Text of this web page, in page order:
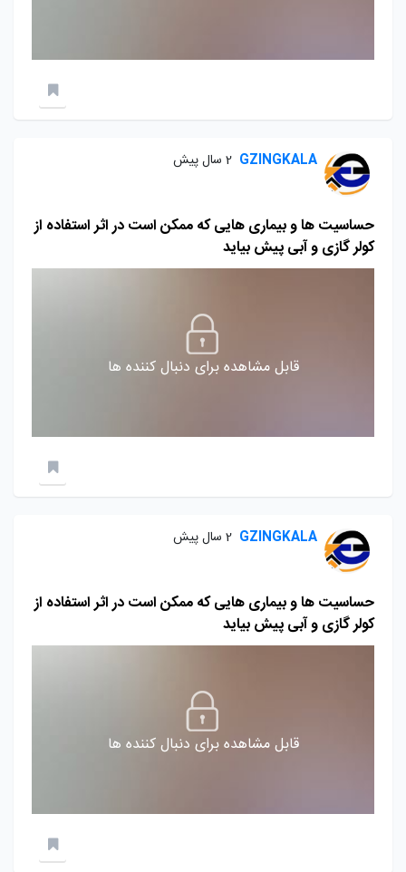
GZINGKALA 2 سال پیش
حساسیت ها و بیماری هایی که ممکن است در اثر استفاده از
کولر گازی و آبی پیش بیاید
قابل مشاهده برای دنبال کننده ها
GZINGKALA 2 سال پیش
حساسیت ها و بیماری هایی که ممکن است در اثر استفاده از
کولر گازی و آبی پیش بیاید
قابل مشاهده برای دنبال کننده ها